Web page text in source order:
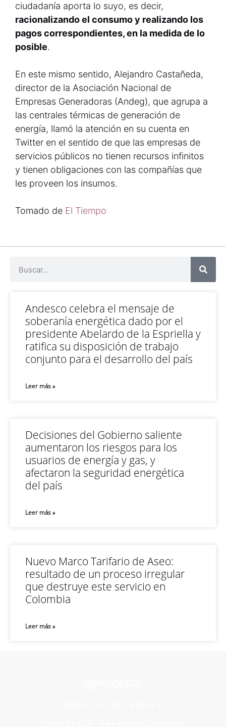
ciudadanía aporta lo suyo, es decir,
racionalizando el consumo y realizando los
pagos correspondientes, en la medida de lo
posible.
En este mismo sentido, Alejandro Castañeda,
director de la Asociación Nacional de
Empresas Generadoras (Andeg), que agrupa a
las centrales térmicas de generación de
energía, llamó la atención en su cuenta en
Twitter en el sentido de que las empresas de
servicios públicos no tienen recursos infinitos
y tienen obligaciones con las compañías que
les proveen los insumos.
Tomado de El Tiempo
Andesco celebra el mensaje de
soberanía energética dado por el
presidente Abelardo de la Espriella y
ratifica su disposición de trabajo
conjunto para el desarrollo del país
Leer más »
Decisiones del Gobierno saliente
aumentaron los riesgos para los
usuarios de energía y gas, y
afectaron la seguridad energética
del país
Leer más »
Nuevo Marco Tarifario de Aseo:
resultado de un proceso irregular
que destruye este servicio en
Colombia
Leer más »